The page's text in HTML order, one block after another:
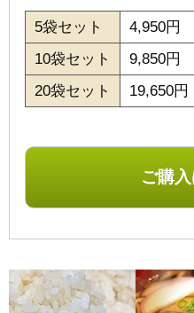
5袋セット
4,950円
10袋セット
9,850円
20袋セット
19,650円
ご購